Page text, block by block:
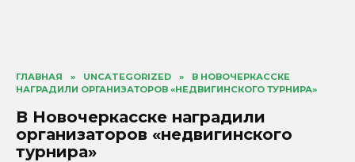
ГЛАВНАЯ » UNCATEGORIZED »
В НОВОЧЕРКАССКЕ
НАГРАДИЛИ ОРГАНИЗАТОРОВ «НЕДВИГИНСКОГО ТУРНИРА»
В Новочеркасске наградили
организаторов «недвигинского
турнира»